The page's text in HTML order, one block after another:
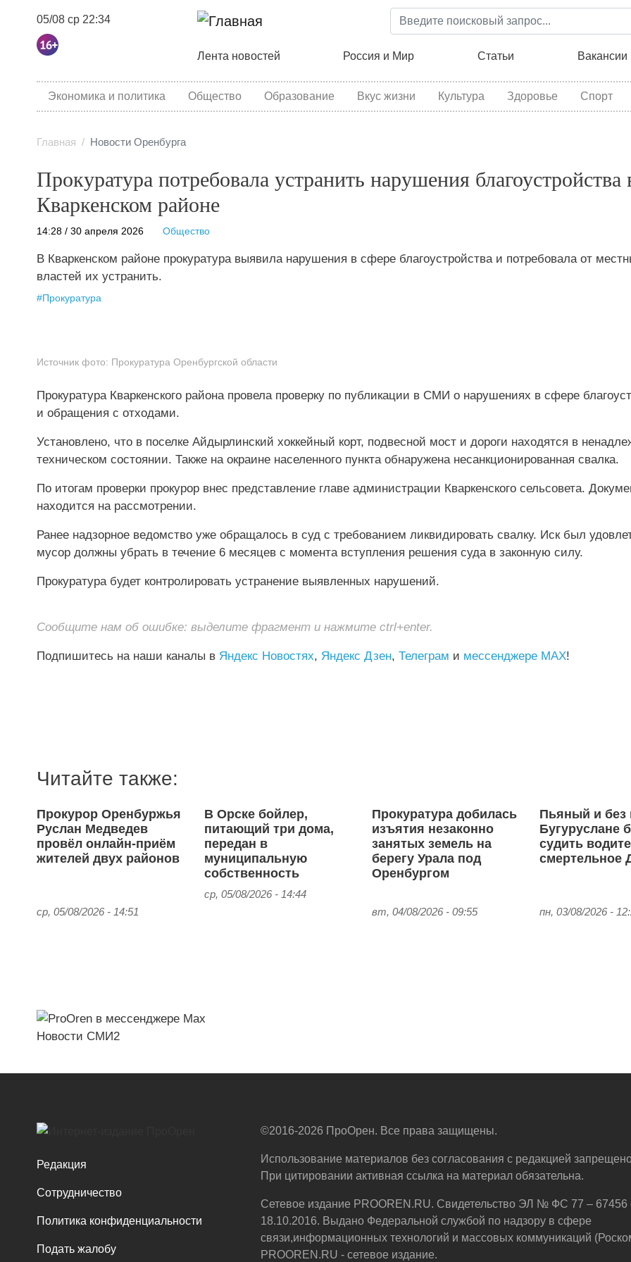
Перейти
к
содержанию
05/08 ср 22:34
Основная навигация
Лента новостей Россия и Мир Статьи Вакансии
category menu
Экономика и политика Общество Образование Вкус жизни Культура Здоровье Спорт
Главная Новости Оренбурга
Прокуратура потребовала устранить нарушения благоустройства
Кваркенском районе
14:28 / 30 апреля 2026 Общество
В Кваркенском районе прокуратура выявила нарушения в сфере благоустройства и потребовала от
властей их устранить.
#Прокуратура
Источник фото: Прокуратура Оренбургской области
Прокуратура Кваркенского района провела проверку по публикации в СМИ о нарушениях в сфере
и обращения с отходами.
Установлено, что в поселке Айдырлинский хоккейный корт, подвесной мост и дороги находятся в
техническом состоянии. Также на окраине населенного пункта обнаружена несанкционированная свалка.
По итогам проверки прокурор внес представление главе администрации Кваркенского сельсовета.
находится на рассмотрении.
Ранее надзорное ведомство уже обращалось в суд с требованием ликвидировать свалку. Иск был
мусор должны убрать в течение 6 месяцев с момента вступления решения суда в законную силу.
Прокуратура будет контролировать устранение выявленных нарушений.
Сообщите нам об ошибке: выделите фрагмент и нажмите ctrl+enter.
Подпишитесь на наши каналы в Яндекс Новостях, Яндекс Дзен, Телеграм и мессенджере MAX!
Читайте также:
Прокурор Оренбуржья
Руслан Медведев
провёл онлайн‑приём
жителей двух районов
ср, 05/08/2026 - 14:51
В Орске бойлер,
питающий три дома,
передан в
муниципальную
собственность
ср, 05/08/2026 - 14:44
Прокуратура добилась
изъятия незаконно
занятых земель на
берегу Урала под
Оренбургом
вт, 04/08/2026 - 09:55
Пьяный и без
Бугуруслане
судить
смертельное
пн, 03/08/2026 -
Новости СМИ2
Редакция
Сотрудничество
Политика конфиденциальности
Подать жалобу
©2016-2026 ПроОрен. Все права защищены.
Использование материалов без согласования с редакцией
При цитировании активная ссылка на материал обязательна.
Сетевое издание PROOREN.RU. Свидетельство ЭЛ № ФС 77 – 67456
18.10.2016. Выдано Федеральной службой по надзору в сфере
связи,информационных технологий и массовых коммуникаций
PROOREN.RU - сетевое издание.